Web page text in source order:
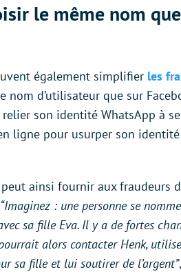
le même nom
également simplifier les
d’utilisateur que sur
son identité WhatsApp à
ligne pour usurper son
ainsi fournir aux fraudeurs
“Imaginez : une personne se
sa fille Eva. Il y a de fortes
alors contacter Henk,
sa fille et lui soutirer de l’argent”